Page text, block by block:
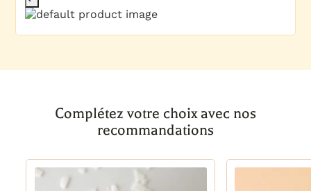
Complétez votre choix avec nos
recommandations